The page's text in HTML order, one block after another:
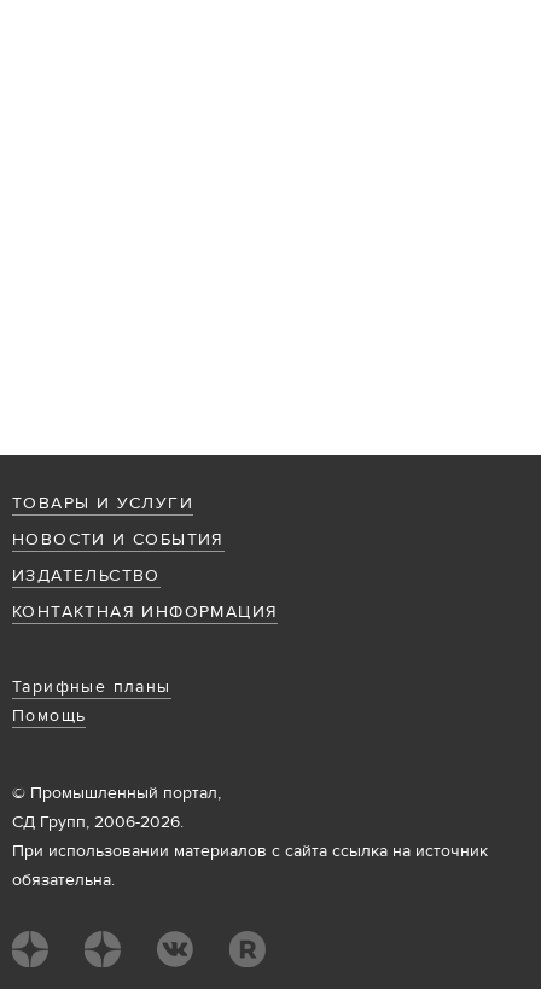
ТОВАРЫ И УСЛУГИ
НОВОСТИ И СОБЫТИЯ
ИЗДАТЕЛЬСТВО
КОНТАКТНАЯ ИНФОРМАЦИЯ
Тарифные планы
Помощь
© Промышленный портал,
СД Групп, 2006-2026.
При использовании материалов с сайта ссылка на источник
обязательна.